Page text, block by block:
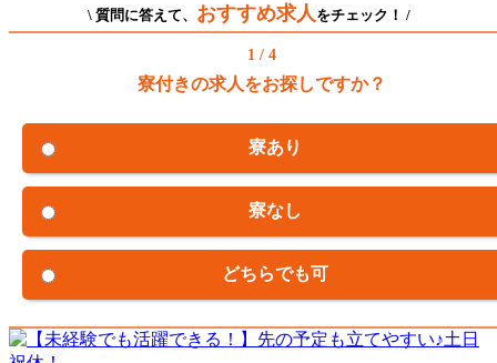
\ 質問に答えて、 おすすめ求人 をチェック！ /
1 / 4
寮付きの求人をお探しですか？
寮あり
寮なし
どちらでも可